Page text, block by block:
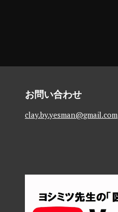
お問い合わせ
clay.by.yesman@gmail.com